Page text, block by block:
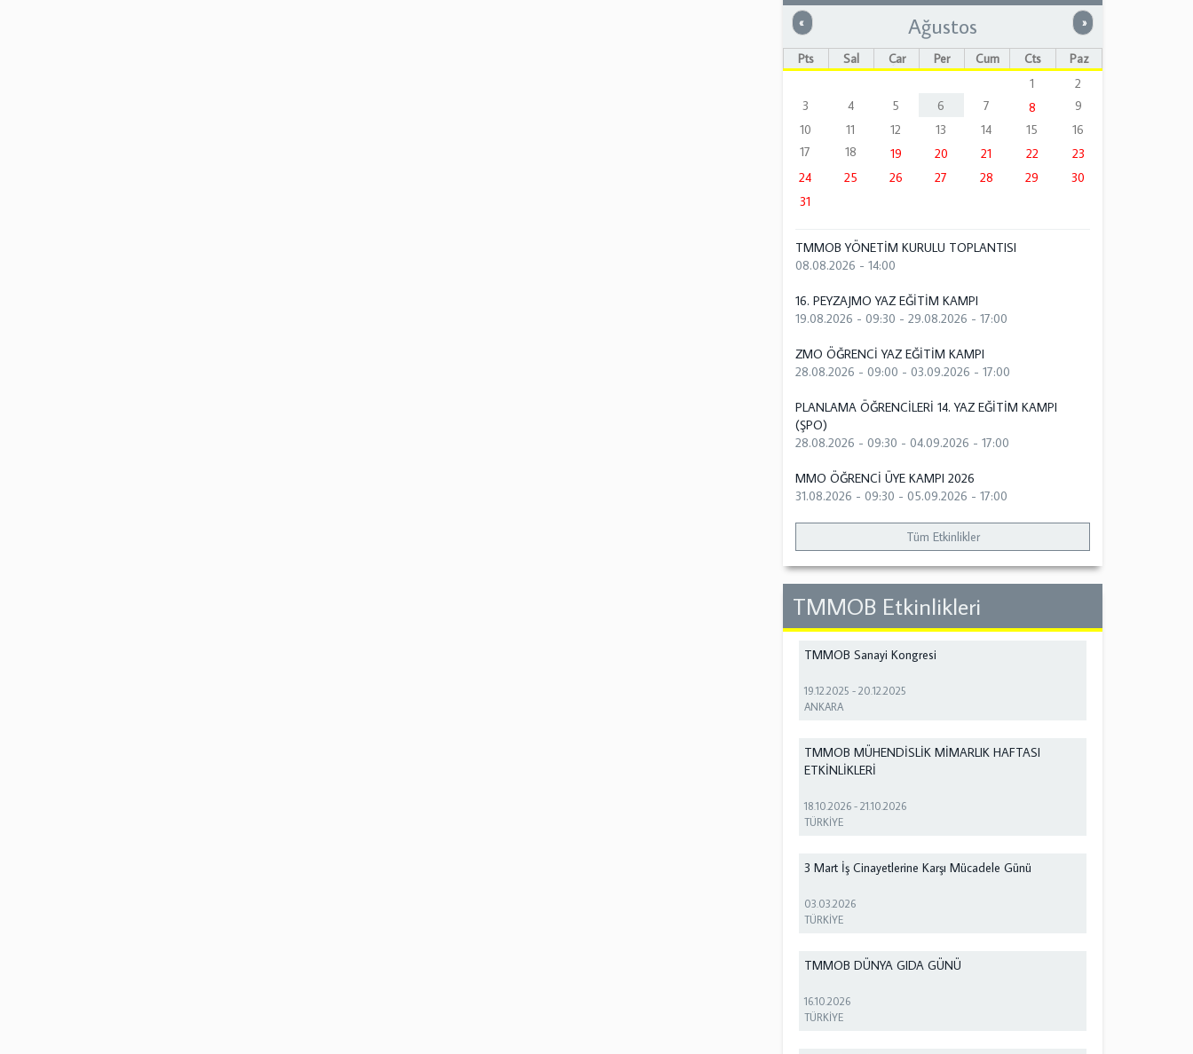
« Önceki »Sonraki
Ağustos
Pts Sal Çar Per Cum Cts
Paz
1
2
3
4 5 6 7 8
9
10
11 12 13 14 15
16
17
18 19 20 21 22
23
24
25 26 27 28 29
30
31
TMMOB YÖNETİM KURULU TOPLANTISI
08.08.2026 - 14:00
16. PEYZAJMO YAZ EĞİTİM KAMPI
19.08.2026 - 09:30 -29.08.2026 - 17:00
ZMO ÖĞRENCİ YAZ EĞİTİM KAMPI
28.08.2026 - 09:00 -03.09.2026 - 17:00
PLANLAMA ÖĞRENCİLERİ 14. YAZ EĞİTİM KAMPI
(ŞPO)
28.08.2026 - 09:30 -04.09.2026 - 17:00
MMO ÖĞRENCİ ÜYE KAMPI 2026
31.08.2026 - 09:30 -05.09.2026 - 17:00
Tüm Etkinlikler
TMMOB Etkinlikleri
TMMOB Sanayi Kongresi
19.12.2025 -20.12.2025
ANKARA
TMMOB MÜHENDİSLİK MİMARLIK HAFTASI
ETKİNLİKLERİ
18.10.2026 -21.10.2026
TÜRKİYE
3 Mart İş Cinayetlerine Karşı Mücadele Günü
03.03.2026
TÜRKİYE
TMMOB DÜNYA GIDA GÜNÜ
16.10.2026
TÜRKİYE